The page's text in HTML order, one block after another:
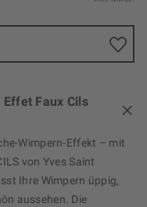
Faux Cils
Wimpern-Effekt – mit
von Yves Saint
Ihre Wimpern üppig,
aussehen. Die